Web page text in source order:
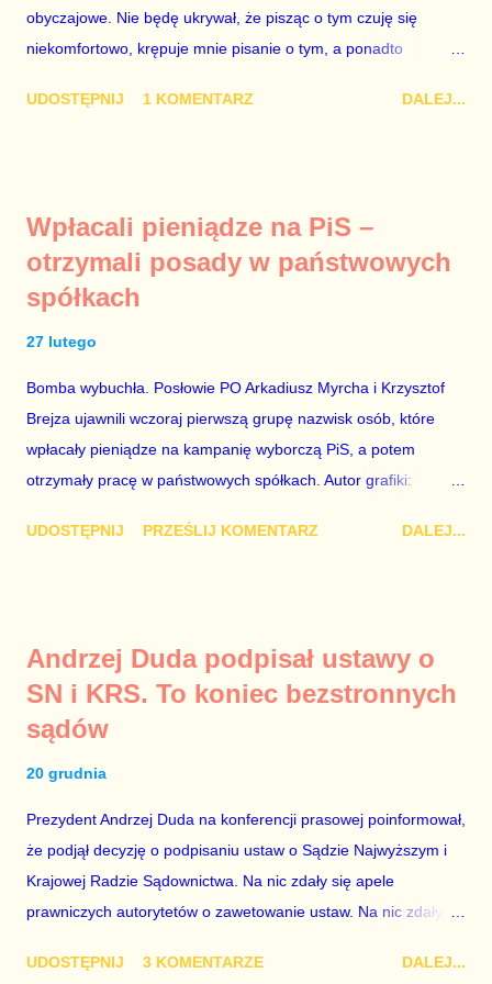
Dudy, obowiązkiem każdego przyzwoitego człowieka i
szanującego podstawowe reguły demokraty jest takie
obyczajowe. Nie będę ukrywał, że pisząc o tym czuję się
niekomfortowo, krępuje mnie pisanie o tym, a ponadto
rozumie, wiedzy i zdrowym rozsądku, powinna od kwestii
o seksaferze z udziałem prominentnego polityka partii
rządzącej i – przynajmniej formalnie – drugiej osoby w
państwie, sprawy prywatne nie tylko stają się publiczne, ale też
całego państwa. Zastrzeżenie „jeśli są prawdziwe” jest
konieczne, ponieważ mamy do czynienia z medium o
wyjątkowo wątpliwej reputacji, ale mimo upływu czasu,
informacje nie zostały w żaden sposób zdementowane, a
oskarżany polityk milczy. Tygod...
UDOSTĘPNIJ 1 KOMENTARZ DALEJ...
Wpłacali pieniądze na PiS –
otrzymali posady w państwowych
spółkach
27 lutego
Bomba wybuchła. Posłowie PO Arkadiusz Myrcha i Krzysztof
Brejza ujawnili wczoraj pierwszą grupę nazwisk osób, które
wpłacały pieniądze na kampanię wyborczą PiS, a potem
otrzymały pracę w państwowych spółkach. Autor grafiki:
polityków PO na ten temat. Pokazanie kilkunastu przypadków
PiS, a następnie uzyskują stanowiska w spółkach Skarbu
Państwa ze względu na to, że partia PiS obsadziła zarządy
tych spółek i wymienia profesjonalistów na kadry partyjne.
które zawsze może się zdarzyć, a polegającym na tym, że
osoba z kwalifikacjami wpłaca na partię polityczną, a następnie
obejmuje prace w spółce, która jest zarządzana pośrednio
przez ta partię. Przeciwnie. Przedstawienie pierwszej gr...
UDOSTĘPNIJ PRZEŚLIJ KOMENTARZ DALEJ...
Andrzej Duda podpisał ustawy o
SN i KRS. To koniec bezstronnych
sądów
20 grudnia
Prezydent Andrzej Duda na konferencji prasowej poinformował,
że podjął decyzję o podpisaniu ustaw o Sądzie Najwyższym i
Krajowej Radzie Sądownictwa. Na nic zdały się apele
prawniczych autorytetów o zawetowanie ustaw. Na nic zdały
ostatecznie zniszczy niezależność sądów od woli polityków. To
UDOSTĘPNIJ 3 KOMENTARZE DALEJ...